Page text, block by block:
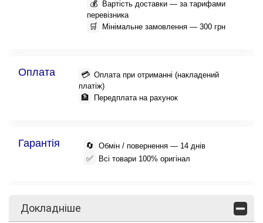
💰
Вартість доставки — за тарифами
перевізника
🛒 Мінімальне замовлення — 300 грн
Оплата 💳 Оплата при отриманні (накладений
платіж)
🏦 Передплата на рахунок
Гарантія 🔄 Обмін / повернення — 14 днів
✅ Всі товари 100% оригінал
Докладніше